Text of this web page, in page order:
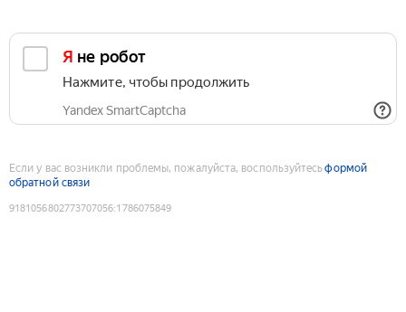
Я не робот
Нажмите, чтобы продолжить
Yandex SmartCaptcha
Если у вас возникли проблемы, пожалуйста, воспользуйтесьформой
обратной связи
9181056802773707056:1786075849